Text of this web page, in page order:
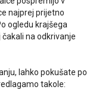
najprej prijetno
ogledu krajšega
na odkrivanje
lahko pokušate po
takole: